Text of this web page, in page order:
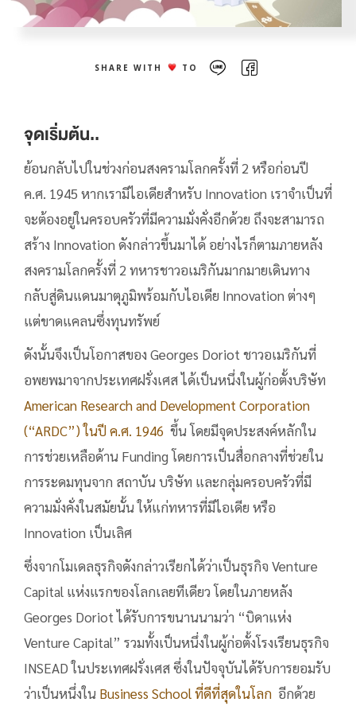
SHARE WITH TO
จุดเริ่มต้น..
ย้อนกลับไปในช่วงก่อนสงครามโลกครั้งที่ 2 หรือก่อนปี
ค.ศ. 1945 หากเรามีไอเดียสำหรับ Innovation เราจำเป็นที่
จะต้องอยู่ในครอบครัวที่มีความมั่งคั่งอีกด้วย ถึงจะสามารถ
สร้าง Innovation ดังกล่าวขึ้นมาได้ อย่างไรก็ตามภายหลัง
สงครามโลกครั้งที่ 2 ทหารชาวอเมริกันมากมายเดินทาง
กลับสู่ดินแดนมาตุภูมิพร้อมกับไอเดีย Innovation ต่างๆ
แต่ขาดแคลนซึ่งทุนทรัพย์
ดังนั้นจึงเป็นโอกาสของ Georges Doriot ชาวอเมริกันที่
อพยพมาจากประเทศฝรั่งเศส ได้เป็นหนึ่งในผู้ก่อตั้งบริษัท
American Research and Development Corporation
(“ARDC”) ในปี ค.ศ. 1946 ขึ้น โดยมีจุดประสงค์หลักใน
การช่วยเหลือด้าน Funding โดยการเป็นสื่อกลางที่ช่วยใน
การระดมทุนจาก สถาบัน บริษัท และกลุ่มครอบครัวที่มี
ความมั่งคั่งในสมัยนั้น ให้แก่ทหารที่มีไอเดีย หรือ
Innovation เป็นเลิศ
ซึ่งจากโมเดลธุรกิจดังกล่าวเรียกได้ว่าเป็นธุรกิจ Venture
Capital แห่งแรกของโลกเลยทีเดียว โดยในภายหลัง
Georges Doriot ได้รับการขนานนามว่า “บิดาแห่ง
Venture Capital” รวมทั้งเป็นหนึ่งในผู้ก่อตั้งโรงเรียนธุรกิจ
INSEAD ในประเทศฝรั่งเศส ซึ่งในปัจจุบันได้รับการยอมรับ
ว่าเป็นหนึ่งใน Business School ที่ดีที่สุดในโลก อีกด้วย